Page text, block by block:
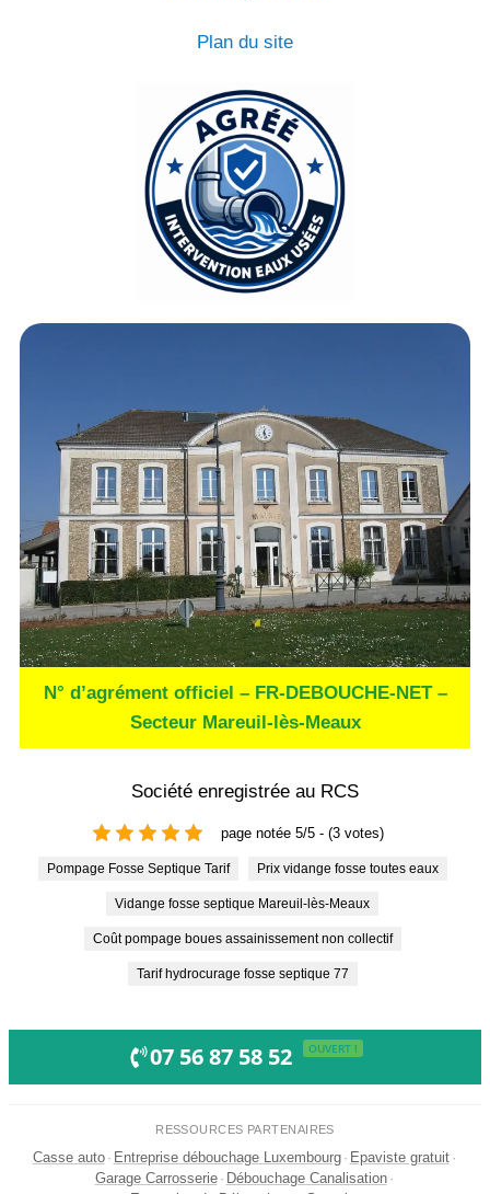
Plan du site
N° d’agrément officiel – FR-DEBOUCHE-NET –
Secteur Mareuil-lès-Meaux
Société enregistrée au RCS
page notée 5/5 - (3 votes)
Pompage Fosse Septique Tarif Prix vidange fosse toutes eaux
Vidange fosse septique Mareuil-lès-Meaux
Coût pompage boues assainissement non collectif
Tarif hydrocurage fosse septique 77
07 56 87 58 52 OUVERT !
RESSOURCES PARTENAIRES
Casse auto · Entreprise débouchage Luxembourg · Epaviste gratuit ·
Garage Carrosserie · Débouchage Canalisation ·